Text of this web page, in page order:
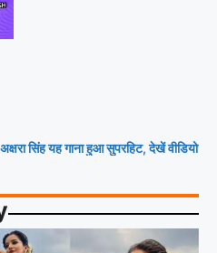
सिंह यह गाना हुआ सुपरहिट, देखें वीडियो